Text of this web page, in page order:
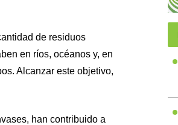
de residuos
en ríos, océanos y, en
Alcanzar este objetivo,
han contribuido a